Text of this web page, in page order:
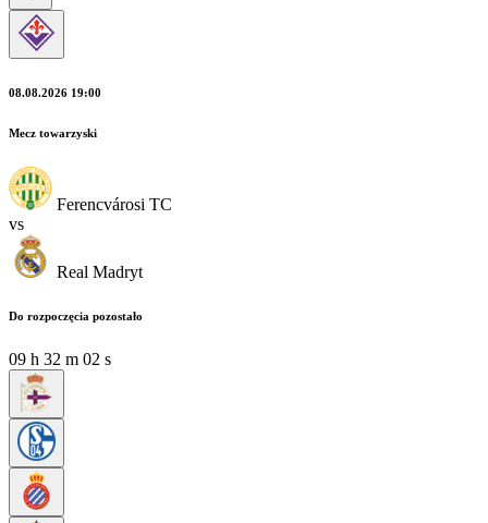
08.08.2026 19:00
Mecz towarzyski
Ferencvárosi TC
vs
Real Madryt
Do rozpoczęcia pozostało
09 h 32 m 00 s